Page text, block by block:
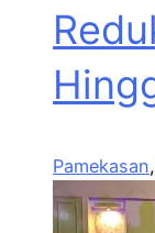
Pamekasan,